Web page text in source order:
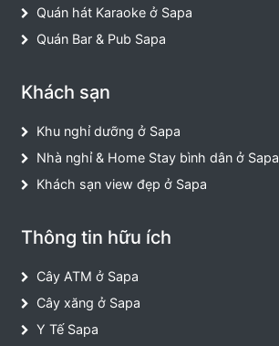
Quán hát Karaoke ở Sapa
Quán Bar & Pub Sapa
Khách sạn
Khu nghỉ dưỡng ở Sapa
Nhà nghỉ & Home Stay bình dân ở Sapa
Khách sạn view đẹp ở Sapa
Thông tin hữu ích
Cây ATM ở Sapa
Cây xăng ở Sapa
Y Tế Sapa